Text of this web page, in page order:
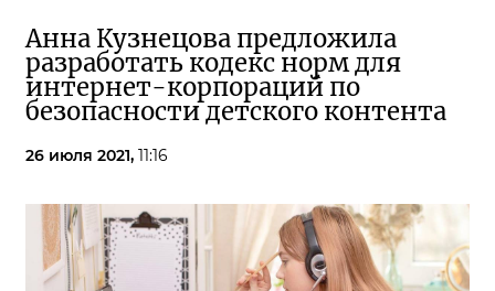
Анна Кузнецова предложила
разработать кодекс норм для
интернет-корпораций по
безопасности детского контента
26 июля 2021, 11:16